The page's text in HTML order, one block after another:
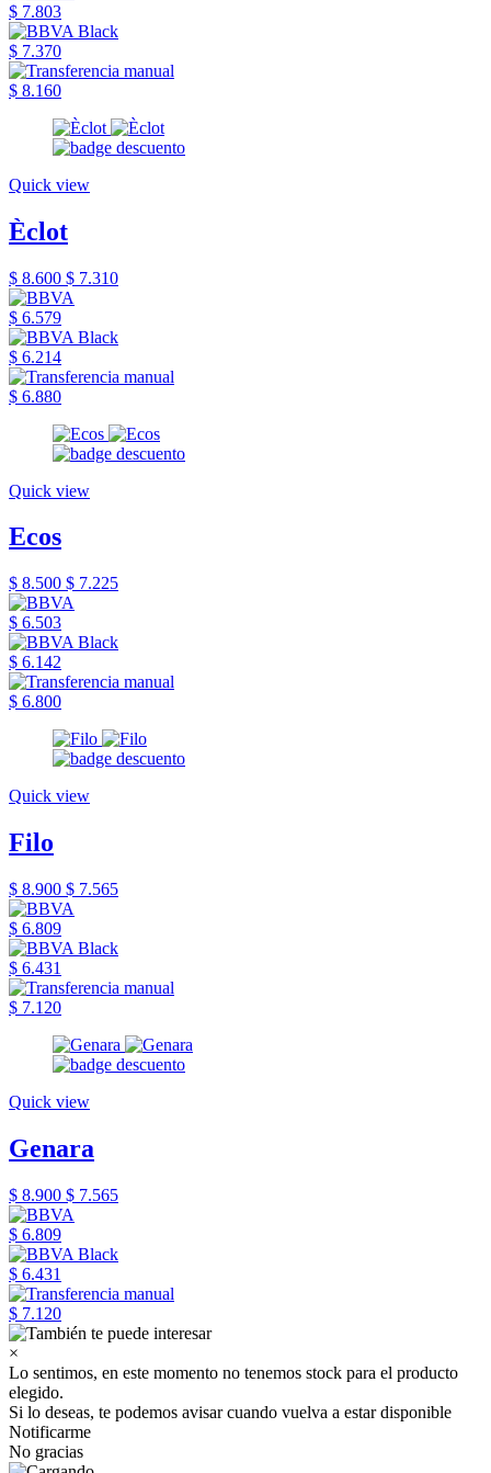
$ 7.803
$ 7.370
$ 8.160
Quick view
Èclot
$ 8.600 $ 7.310
$ 6.579
$ 6.214
$ 6.880
Quick view
Ecos
$ 8.500 $ 7.225
$ 6.503
$ 6.142
$ 6.800
Quick view
Filo
$ 8.900 $ 7.565
$ 6.809
$ 6.431
$ 7.120
Quick view
Genara
$ 8.900 $ 7.565
$ 6.809
$ 6.431
$ 7.120
×
Lo sentimos, en este momento no tenemos stock para el producto
elegido.
Si lo deseas, te podemos avisar cuando vuelva a estar disponible
Notificarme
No gracias